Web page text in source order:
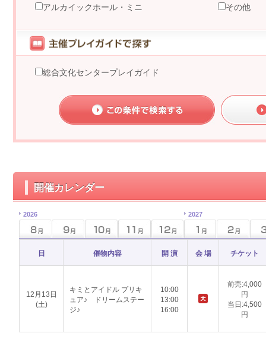
アルカイックホール・ミニ
その他
総合文化センタープレイガイド
開催カレンダー
2026 2027
日 催物内容 開 演 会 場 チケット
12月13日
(土)
キミとアイドル プリキ
ュア♪ ドリームステー
ジ♪
10:00
13:00
16:00
前売:4,000
円
当日:4,500
円